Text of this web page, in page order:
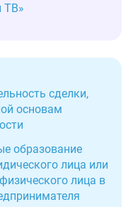
ТВ»
сделки,
основам
образование
лица или
лица в